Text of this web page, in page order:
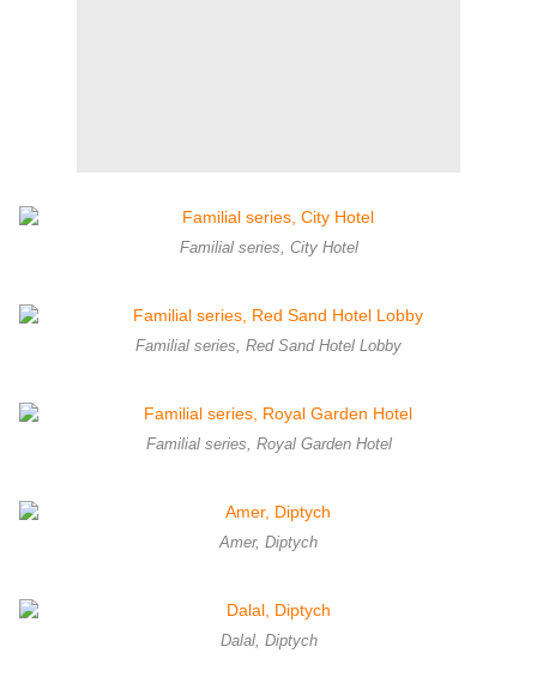
Familial series, City Hotel
Familial series, Red Sand Hotel Lobby
Familial series, Royal Garden Hotel
Amer, Diptych
Dalal, Diptych